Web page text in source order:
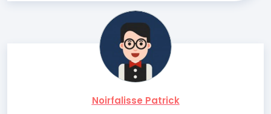
Noirfalisse Patrick